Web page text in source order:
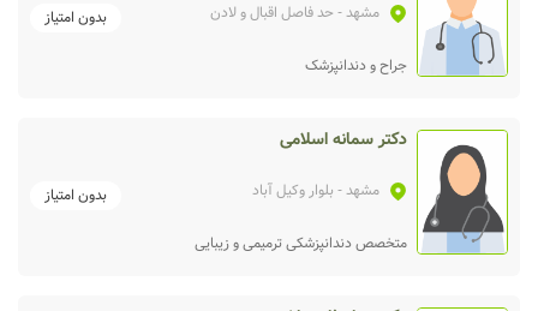
مشهد- حد فاصل اقبال و لادن بدون امتیاز
جراح و دندانپزشک
دکتر سمانه اسلامی
مشهد- بلوار وکیل آباد بدون امتیاز
متخصص دندانپزشکی ترمیمی و زیبایی